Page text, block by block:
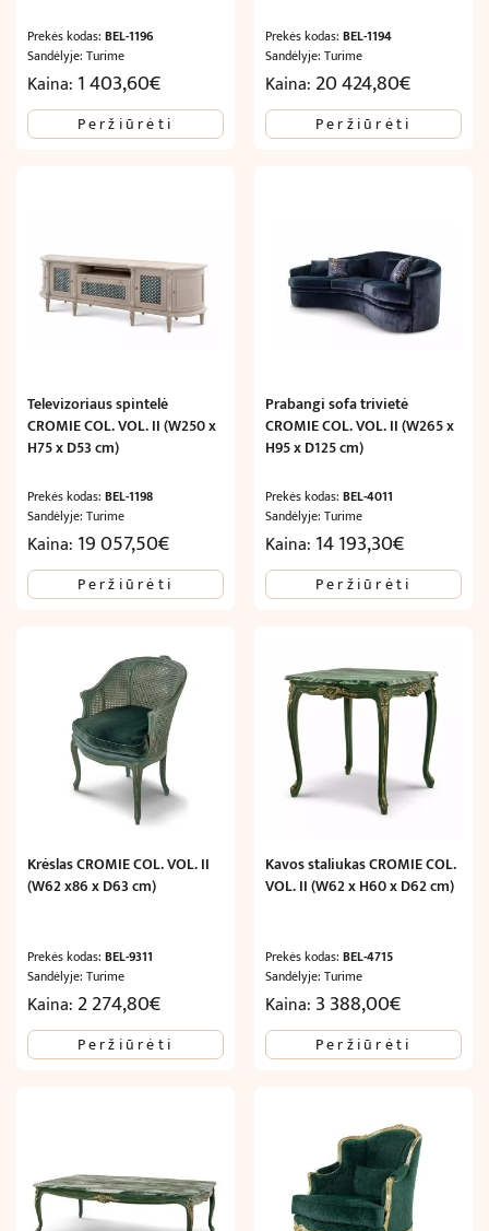
Prekės kodas: BEL-1196
Sandėlyje: Turime
Kaina: 1 403,60€
Peržiūrėti
Prekės kodas:BEL-1194
Sandėlyje: Turime
Kaina: 20 424,80€
Peržiūrėti
Televizoriaus spintelė
CROMIE COL. VOL. II (W250 x
H75 x D53 cm)
Prekės kodas: BEL-1198
Sandėlyje: Turime
Kaina: 19 057,50€
Peržiūrėti
Prabangi sofa trivietė
CROMIE COL. VOL. II (W265 x
H95 x D125 cm)
Prekės kodas:BEL-4011
Sandėlyje: Turime
Kaina: 14 193,30€
Peržiūrėti
Krėslas CROMIE COL. VOL. II
(W62 x86 x D63 cm)
Prekės kodas: BEL-9311
Sandėlyje: Turime
Kaina: 2 274,80€
Peržiūrėti
Kavos staliukas CROMIE COL.
VOL. II (W62 x H60 x D62 cm)
Prekės kodas:BEL-4715
Sandėlyje: Turime
Kaina: 3 388,00€
Peržiūrėti